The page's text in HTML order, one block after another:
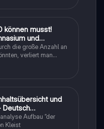
können musst!
und
die große Anzahl an
verliert man
ich von den kleinsten
alles
und
Deutsch
Aufbau “der
Kleist